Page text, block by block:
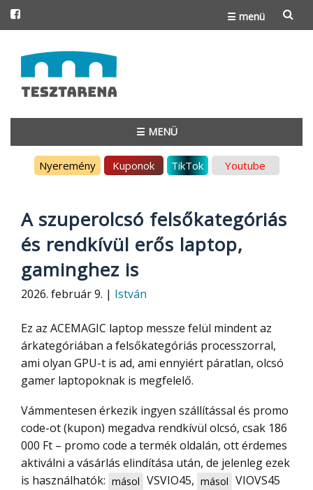
☰ menü
to
content
☰ MENÜ
Nyeremény Kuponok TikTok Youtube
A szuperolcsó felsőkategóriás
és rendkívül erős laptop,
gaminghez is
2026. február 9. | István
Ez az ACEMAGIC laptop messze felül mindent az
árkategóriában a felsőkategóriás processzorral,
ami olyan GPU-t is ad, ami ennyiért páratlan, olcsó
gamer laptopoknak is megfelelő.
Vámmentesen érkezik ingyen szállítással és promo
code-ot (kupon) megadva rendkívül olcsó, csak 186
000 Ft – promo code a termék oldalán, ott érdemes
aktiválni a vásárlás elindítása után, de jelenleg ezek
is használhatók: másol VSVIO45, másol VIOVS45